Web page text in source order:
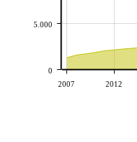
2007 2012
0
5.000